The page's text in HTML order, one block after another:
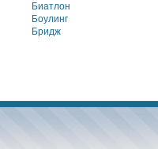
Биатлон
Боулинг
Бридж